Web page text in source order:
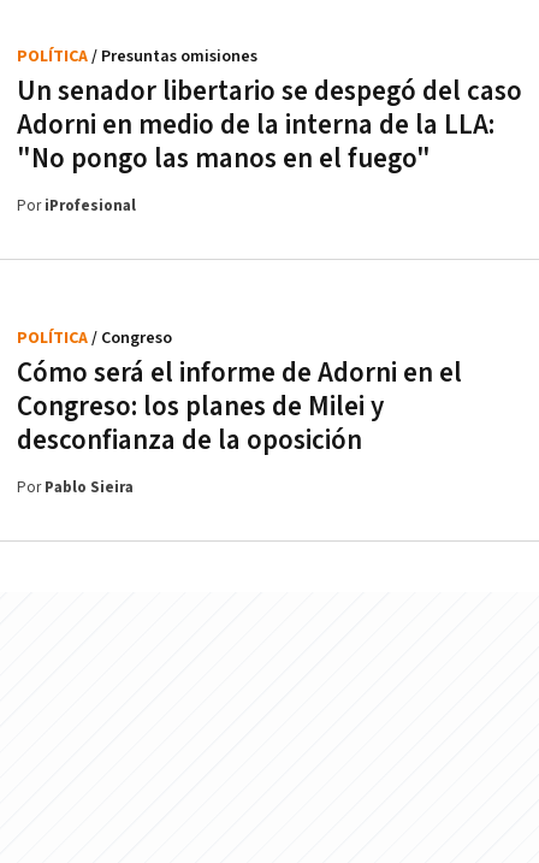
Un senador libertario se despegó del caso
Adorni en medio de la interna de la LLA:
"No pongo las manos en el fuego"
POLÍTICA/ Presuntas omisiones
PoriProfesional
Cómo será el informe de Adorni en el
Congreso: los planes de Milei y
desconfianza de la oposición
POLÍTICA/ Congreso
PorPablo Sieira